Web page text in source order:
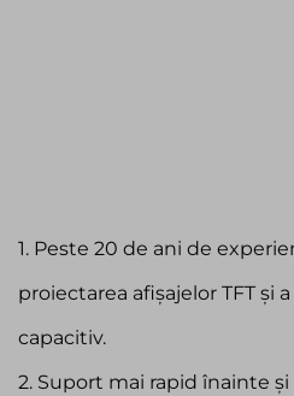
1. Peste 20 de ani de
proiectarea afișajelor TFT și
capacitiv.
2. Suport mai rapid înainte